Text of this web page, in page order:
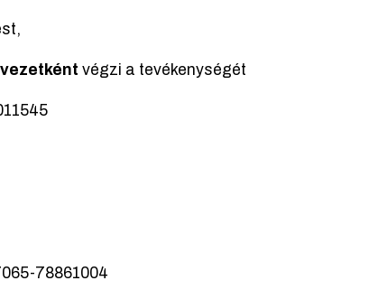
végzi a tevékenységét
78861004